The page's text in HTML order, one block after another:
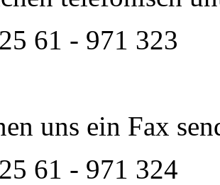
61 - 971 323
uns ein Fax
61 - 971 324